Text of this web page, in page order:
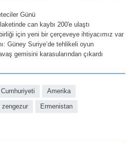
Günü
can kaybı 200'e ulaştı
için yeni bir çerçeveye ihtiyacımız var
Güney Suriye’de tehlikeli oyun
gemisini karasularından çıkardı
Amerika
zengezur Ermenistan